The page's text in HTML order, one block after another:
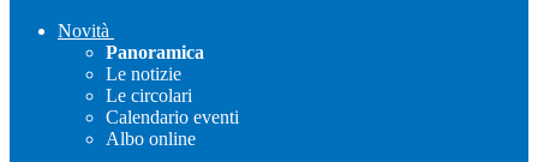
Novità
Panoramica
Le notizie
Le circolari
Calendario eventi
Albo online